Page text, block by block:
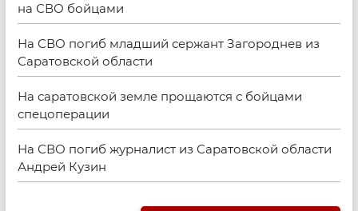
на СВО бойцами
На СВО погиб младший сержант Загороднев из
Саратовской области
На саратовской земле прощаются с бойцами
спецоперации
На СВО погиб журналист из Саратовской области
Андрей Кузин